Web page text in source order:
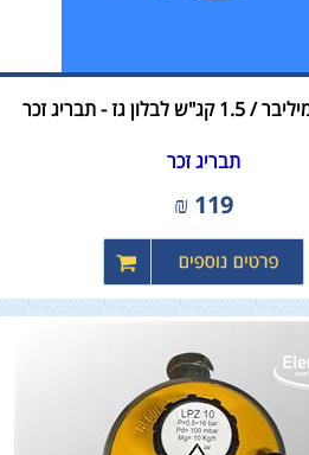
תבריג זכר
119
₪